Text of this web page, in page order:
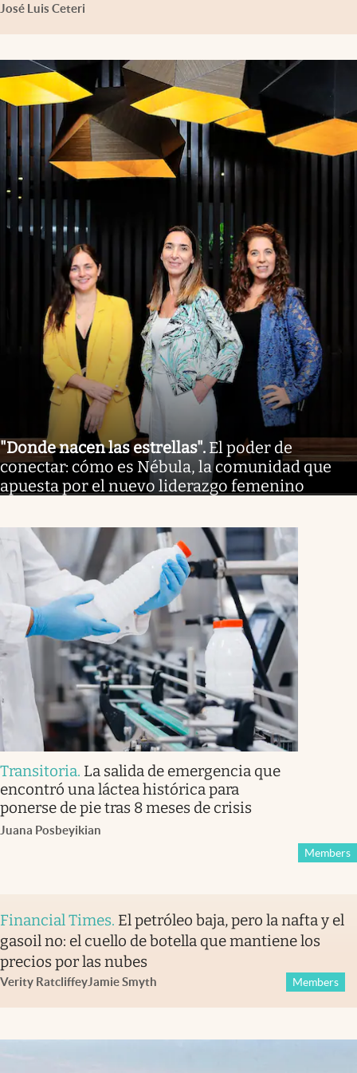
José Luis Ceteri
"Donde nacen las estrellas". El poder de
conectar: cómo es Nébula, la comunidad que
apuesta por el nuevo liderazgo femenino
Transitoria. La salida de emergencia que
encontró una láctea histórica para
ponerse de pie tras 8 meses de crisis
Juana Posbeyikian
Members
Financial Times. El petróleo baja, pero la nafta y el
gasoil no: el cuello de botella que mantiene los
precios por las nubes
Verity RatcliffeyJamie Smyth Members